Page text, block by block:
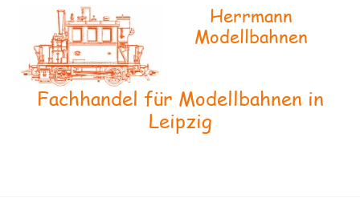
Herrmann
Modellbahnen
Fachhandel für Modellbahnen in
Leipzig